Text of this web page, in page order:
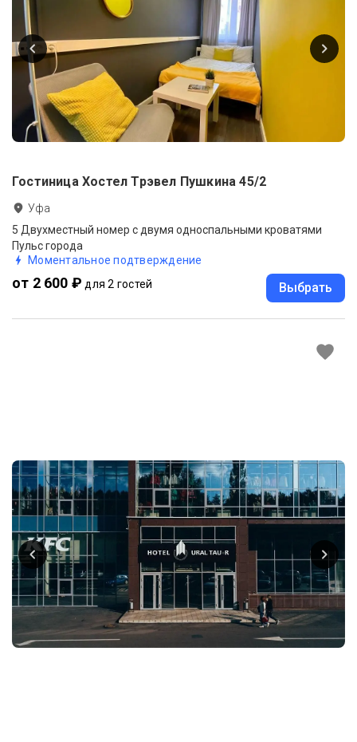
Гостиница Хостел Трэвел Пушкина 45/2
Уфа
5 Двухместный номер с двумя односпальными кроватями
Пульс города
Моментальное подтверждение
от 2 600 ₽ для 2 гостей Выбрать